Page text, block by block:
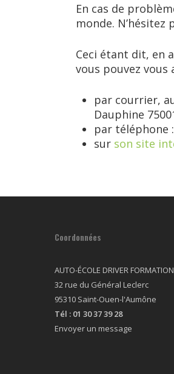
En cas de
monde.
Ceci étant dit, en
vous pouvez vous
par courrier,
Dauphine
par téléphone
sur son site
Coordonnées
AUTO-ÉCOLE DRIVER FORMATION
32 rue du Général Leclerc
95310 Saint-Ouen-l'Aumône
Tél : 01 30 37 39 28
Envoyer un message